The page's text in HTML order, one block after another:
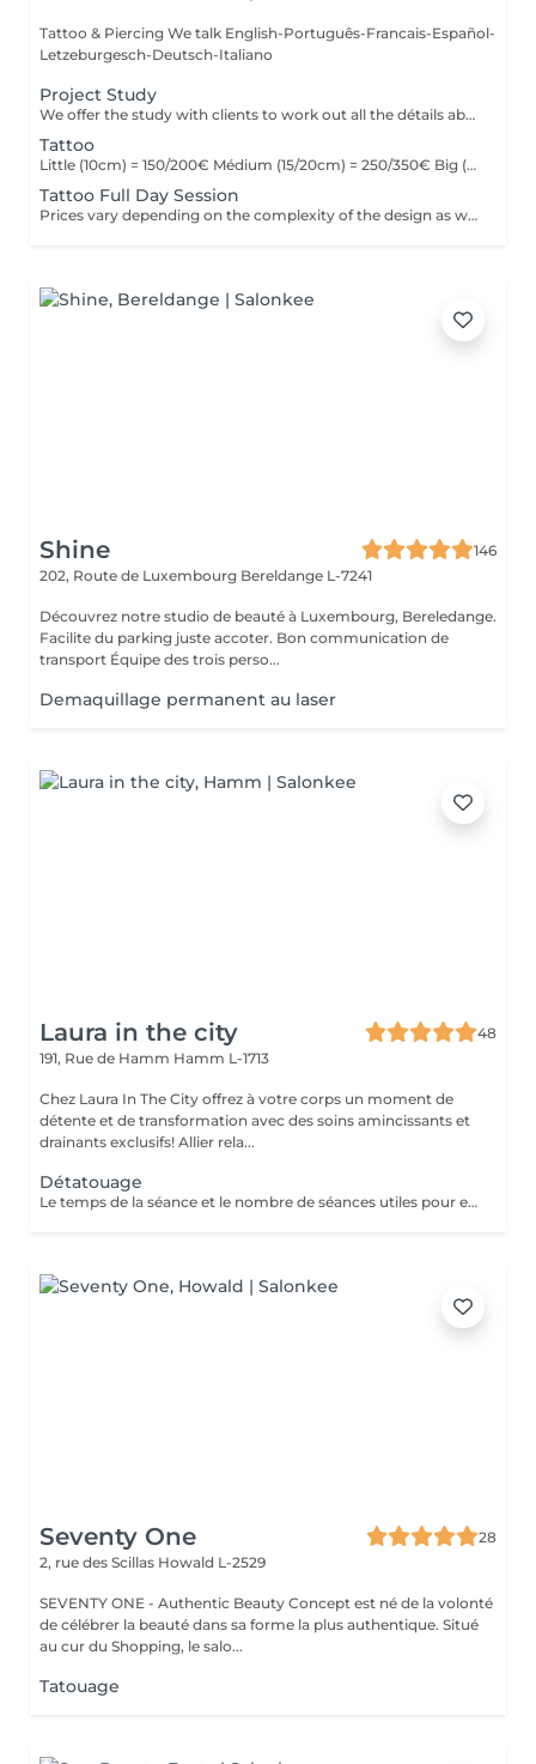
Tattoo & Piercing We talk English-Português-Francais-Español-
Letzeburgesch-Deutsch-Italiano
Project Study
We offer the study with clients to work out all the détails about their tattoo.
Tattoo
Little (10cm) = 150/200€ Médium (15/20cm) = 250/350€ Big (25cm/+) = start at 400€ Custom quotes per project! The prices vary depending on the complexity of the design as well as the área to be tattoed!
Tattoo Full Day Session
Prices vary depending on the complexity of the design as well as the área to be tattoed.
Shine
146
202, Route de Luxembourg Bereldange L-7241
Découvrez notre studio de beauté à Luxembourg, Bereledange.
Facilite du parking juste accoter. Bon communication de
transport Équipe des trois perso...
Demaquillage permanent au laser
Laura in the city
48
191, Rue de Hamm Hamm L-1713
Chez Laura In The City offrez à votre corps un moment de
détente et de transformation avec des soins amincissants et
drainants exclusifs! Allier rela...
Détatouage
Le temps de la séance et le nombre de séances utiles pour enlever le tatouage sont variables Le détatouage laser est une technique efficace qui fragmente les pigments d'encre sous la peau à l'aide de faisceaux de lumière, permettant ainsi au système immunitaire de les éliminer progressivement. Le processus nécessite généralement plusieurs séances, et son efficacité dépend de divers facteurs. Comment ça marche ? Le laser cible les particules d'encre et les chauffe pour les fragmenter en morceaux plus petits. Ces fragments sont ensuite naturellement évacués par le corps. Différents types de lasers, tels que le laser Picosure ou le laser Q-Switched, sont utilisés pour traiter efficacement différentes couleurs et profondeurs d'encre. Ce qu'il faut savoir Nombre de séances Le nombre de séances varie considérablement. Un tatouage amateur peut nécessiter 3 à 5 séances, tandis qu'un tatouage professionnel peut en exiger 4 à 12, voire plus, pour une disparition complète. Résultats progressifs L'éclaircissement de l'encre est visible après chaque séance, mais le tatouage complet s'estompe progressivement au fil du temps.
Seventy One
28
2, rue des Scillas Howald L-2529
SEVENTY ONE - Authentic Beauty Concept est né de la volonté
de célébrer la beauté dans sa forme la plus authentique. Situé
au cur du Shopping, le salo...
Tatouage